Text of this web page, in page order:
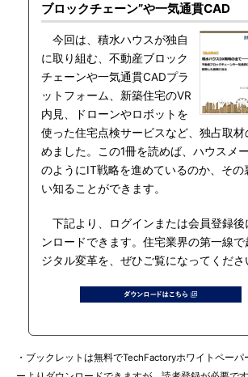
ブロックチェーン”や一気通貫CAD
今回は、積水ハウスが独自
に取り組む、不動産ブロック
チェーンや一気通貫CADプラ
ットフォーム、新築住宅のVR
内見、ドローンやロボットを
使った住宅点検サービスなど、独占取材
めました。この1冊を読めば、ハウスメ
のようにIT戦略を進めているのか、その
い知ることができます。
下記より、ログインまたは会員登録後
ンロードできます。住宅業界の第一線
ジタル変革を、ぜひご覧になってくださ
・ブックレットは無料でTechFactoryホワイトペー